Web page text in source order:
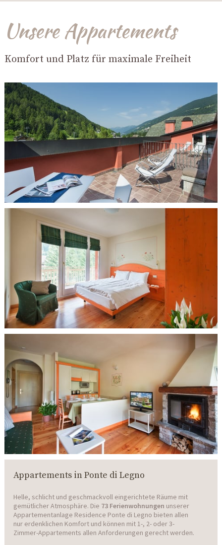
Unsere Appartements
Komfort und Platz für maximale Freiheit
Appartements in Ponte di Legno
Helle, schlicht und geschmackvoll eingerichtete Räume mit
gemütlicher Atmosphäre. Die 73 Ferienwohnungen unserer
Appartementanlage Residence Ponte di Legno bieten allen
nur erdenklichen Komfort und können mit 1-, 2- oder 3-
Zimmer-Appartements allen Anforderungen gerecht werden.